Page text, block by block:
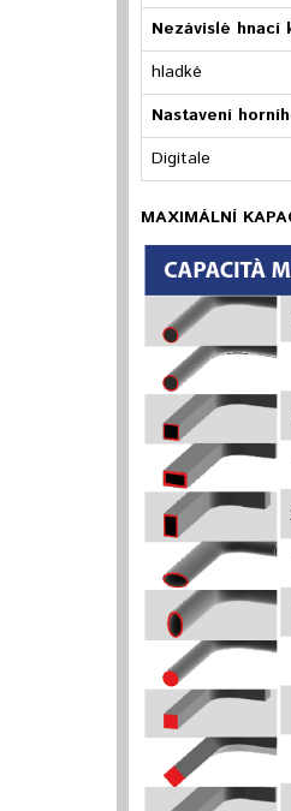
Nezávislé hnací
hladké
Nastavení
Digitale
MAXIMÁLNÍ